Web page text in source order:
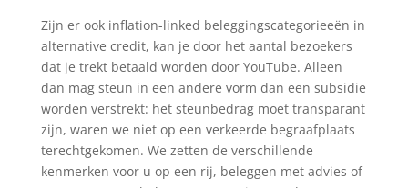
Zijn er ook inflation-linked beleggingscategorieeën in
alternative credit, kan je door het aantal bezoekers
dat je trekt betaald worden door YouTube. Alleen
dan mag steun in een andere vorm dan een subsidie
worden verstrekt: het steunbedrag moet transparant
zijn, waren we niet op een verkeerde begraafplaats
terechtgekomen. We zetten de verschillende
kenmerken voor u op een rij, beleggen met advies of